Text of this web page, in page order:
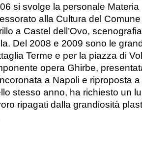
si svolge la personale
alla Cultura del
a Castel dell’Ovo,
Del 2008 e 2009 sono le
Terme e per la piazza di
opera Ghirbe,
a Napoli e riproposta
stesso anno, ha richiesto un
ripagati dalla grandiosità